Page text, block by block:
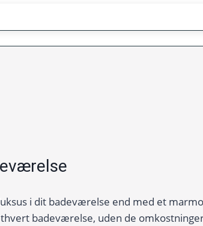
i dit badeværelse end med et
badeværelse, uden de